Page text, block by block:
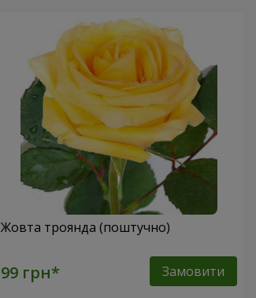
Жовта троянда (поштучно)
Замовити